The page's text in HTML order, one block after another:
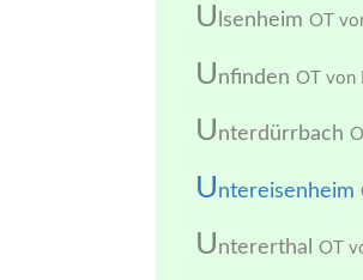
U lsenheim OT
Unfinden OT von
Unterdürrbach
Untereisenheim
Untererthal OT